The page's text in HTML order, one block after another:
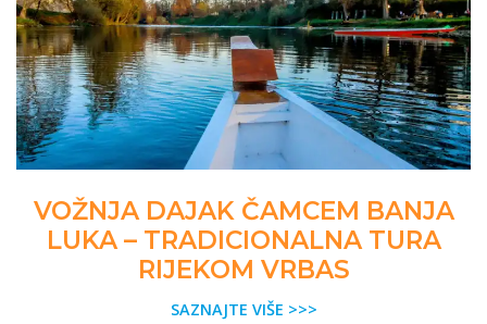
VOŽNJA DAJAK ČAMCEM BANJA
LUKA – TRADICIONALNA TURA
RIJEKOM VRBAS
SAZNAJTE VIŠE >>>